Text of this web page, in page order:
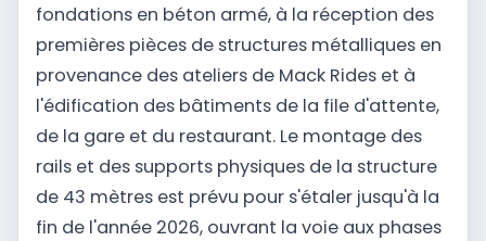
fondations en béton armé, à la réception des
premières pièces de structures métalliques en
provenance des ateliers de Mack Rides et à
l'édification des bâtiments de la file d'attente,
de la gare et du restaurant. Le montage des
rails et des supports physiques de la structure
de 43 mètres est prévu pour s'étaler jusqu'à la
fin de l'année 2026, ouvrant la voie aux phases